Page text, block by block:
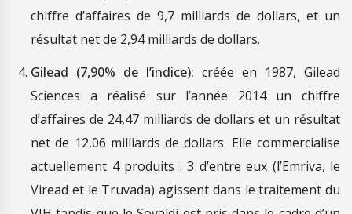
chiffre d’affaires de 9,7 milliards de dollars, et un
résultat net de 2,94 milliards de dollars.
Gilead (7,90% de l’indice): créée en 1987, Gilead
Sciences a réalisé sur l’année 2014 un chiffre
d’affaires de 24,47 milliards de dollars et un résultat
net de 12,06 milliards de dollars. Elle commercialise
actuellement 4 produits : 3 d’entre eux (l’Emriva, le
Viread et le Truvada) agissent dans le traitement du